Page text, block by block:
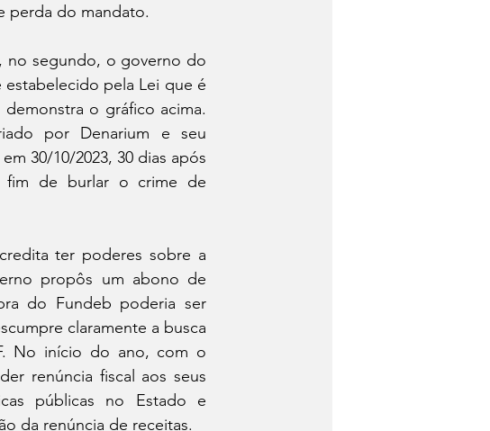
perda do mandato.
no segundo, o governo do
estabelecido pela Lei que é
o gráfico acima.
por Denarium e seu
30/10/2023, 30 dias após
fim de burlar o crime de
ter poderes sobre a
propôs um abono de
do Fundeb poderia ser
claramente a busca
No início do ano, com o
renúncia fiscal aos seus
públicas no Estado e
da renúncia de receitas.